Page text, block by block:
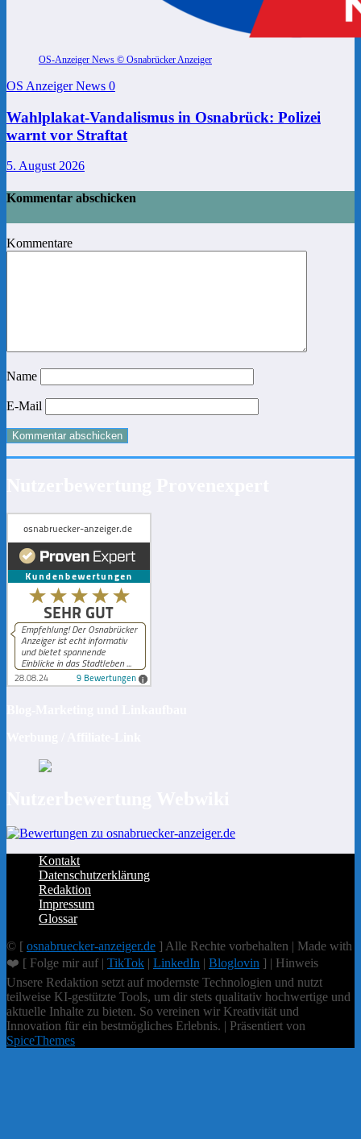
OS-Anzeiger News © Osnabrücker Anzeiger
OS Anzeiger News 0
Wahlplakat-Vandalismus in Osnabrück: Polizei
warnt vor Straftat
5. August 2026
Kommentar abschicken
Kommentare
Name
E-Mail
Kontakt
Datenschutzerklärung
Redaktion
Impressum
Glossar
© [ osnabruecker-anzeiger.de ] Alle Rechte vorbehalten | Made with
❤️ [ Folge mir auf | TikTok | LinkedIn | Bloglovin ] | Hinweis
Unsere Redaktion setzt auf modernste Technologien und nutzt
teilweise KI-gestützte Tools, um dir stets qualitativ hochwertige und
aktuelle Inhalte zu bieten. So vereinen wir Kreativität und
Innovation für ein bestmögliches Erlebnis. | Präsentiert von
SpiceThemes